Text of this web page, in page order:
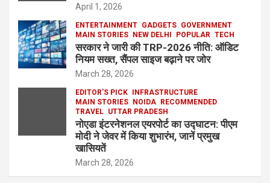
April 1, 2026
ENTERTAINMENT GADGETS GOVERNMENT
MAIN STORIES
NEW DELHI POPULAR TECH
सरकार ने जारी की TRP-2026 नीति: ऑडिट
नियम सख्त, सैंपल साइज बढ़ाने पर जोर
March 28, 2026
EDITOR'S PICK
INFRASTRUCTURE
MAIN STORIES
NOIDA
RECOMMENDED
TRAVEL UTTAR PRADESH
नोएडा इंटरनेशनल एयरपोर्ट का उद्घाटन: पीएम
मोदी ने जेवर में किया शुभारंभ, जानें प्रमुख
खासियतें
March 28, 2026